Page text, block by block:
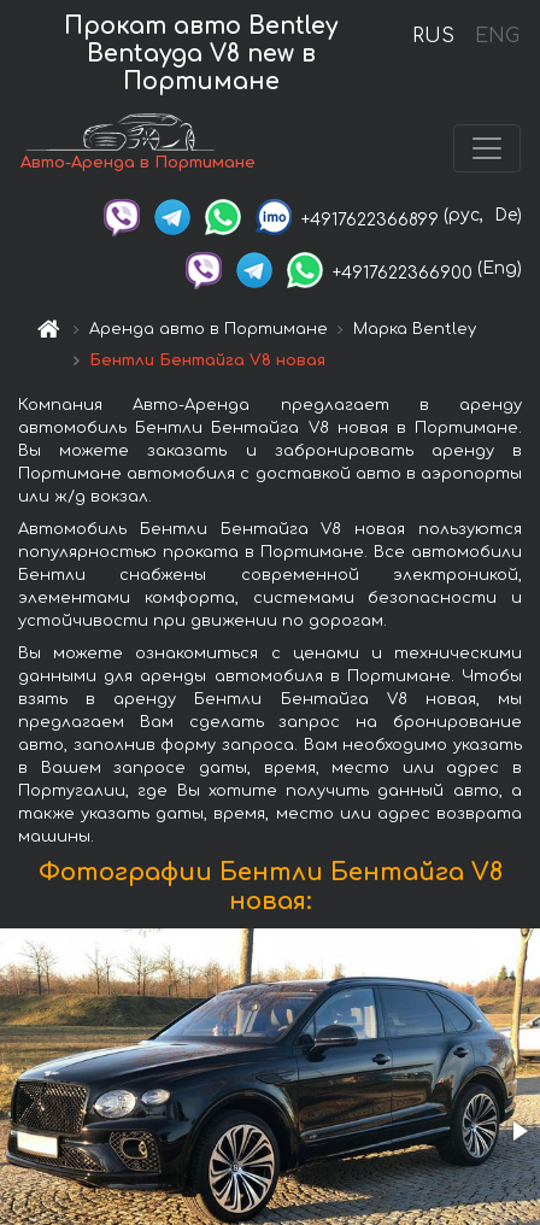
RUS ENG
Прокат авто Bentley
Bentayga V8 new в
Портимане
Авто-Аренда в Портимане
+4917622366899 (рус, De)
+4917622366900 (Eng)
Аренда авто в Портимане
Марка Bentley
Бентли Бентайга V8 новая
Компания Авто-Аренда предлагает в аренду
автомобиль Бентли Бентайга V8 новая в Портимане.
Вы можете заказать и забронировать аренду в
Портимане автомобиля с доставкой авто в аэропорты
или ж/д вокзал.
Автомобиль Бентли Бентайга V8 новая пользуются
популярностью проката в Портимане. Все автомобили
Бентли снабжены современной электроникой,
элементами комфорта, системами безопасности и
устойчивости при движении по дорогам.
Вы можете ознакомиться с ценами и техническими
данными для аренды автомобиля в Портимане. Чтобы
взять в аренду Бентли Бентайга V8 новая, мы
предлагаем Вам сделать запрос на бронирование
авто, заполнив форму запроса. Вам необходимо указать
в Вашем запросе даты, время, место или адрес в
Португалии, где Вы хотите получить данный авто, а
также указать даты, время, место или адрес возврата
машины.
Фотографии Бентли Бентайга V8
новая: